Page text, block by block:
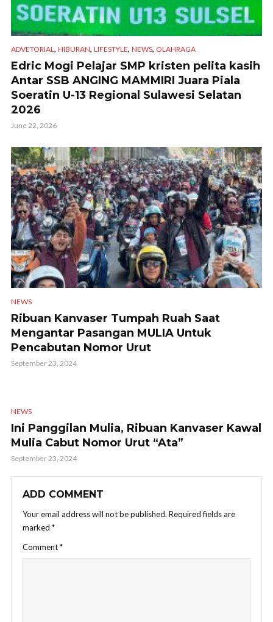
ADVETORIAL, HIBURAN, LIFESTYLE, NEWS, OLAHRAGA
Edric Mogi Pelajar SMP kristen pelita kasih
Antar SSB ANGING MAMMIRI Juara Piala
Soeratin U-13 Regional Sulawesi Selatan
2026
June 22, 2026
NEWS
Ribuan Kanvaser Tumpah Ruah Saat
Mengantar Pasangan MULIA Untuk
Pencabutan Nomor Urut
September 23, 2024
NEWS
Ini Panggilan Mulia, Ribuan Kanvaser Kawal
Mulia Cabut Nomor Urut “Ata”
September 23, 2024
ADD COMMENT
Your email address will not be published. Required fields are
marked *
Comment*